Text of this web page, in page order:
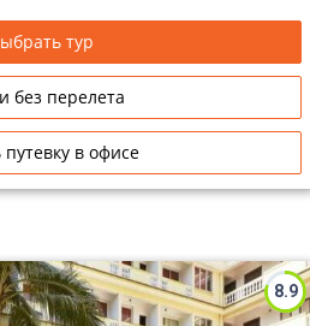
тур
без перелета
путевку в офисе
8.9